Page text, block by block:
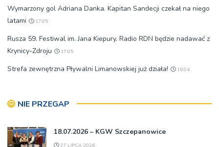
Wymarzony gol Adriana Danka. Kapitan Sandecji czekał na niego
latami
17:05
Rusza 59. Festiwal im. Jana Kiepury. Radio RDN będzie nadawać z
Krynicy-Zdroju
17:05
Strefa zewnętrzna Pływalni Limanowskiej już działa! 16:04
NIE PRZEGAP
18.07.2026 – KGW Szczepanowice
27 LIPCA 2026